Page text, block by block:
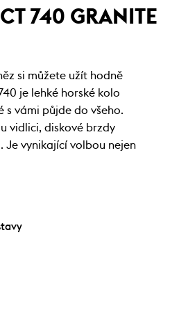
740 GRANITE
si můžete užít hodně
je lehké horské kolo
s vámi půjde do všeho.
vidlici, diskové brzdy
Je vynikající volbou nejen